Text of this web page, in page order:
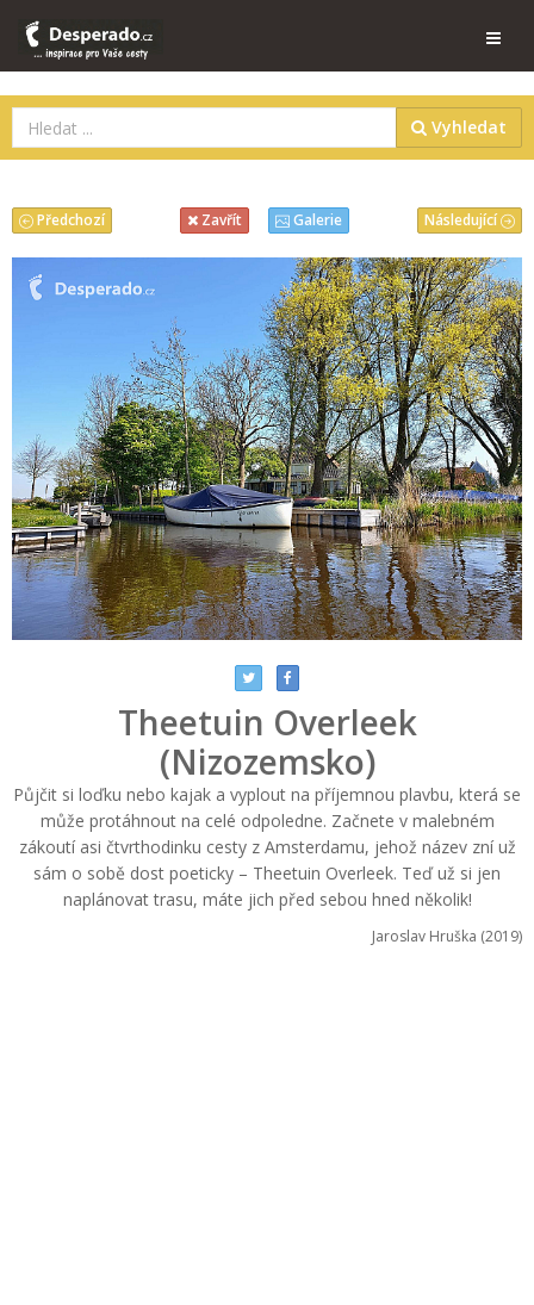
Vyhledat
Následující
Předchozí Zavřít Galerie
Theetuin Overleek
(Nizozemsko)
Půjčit si loďku nebo kajak a vyplout na příjemnou plavbu, která se
může protáhnout na celé odpoledne. Začnete v malebném
zákoutí asi čtvrthodinku cesty z Amsterdamu, jehož název zní už
sám o sobě dost poeticky – Theetuin Overleek. Teď už si jen
naplánovat trasu, máte jich před sebou hned několik!
Jaroslav Hruška (2019)